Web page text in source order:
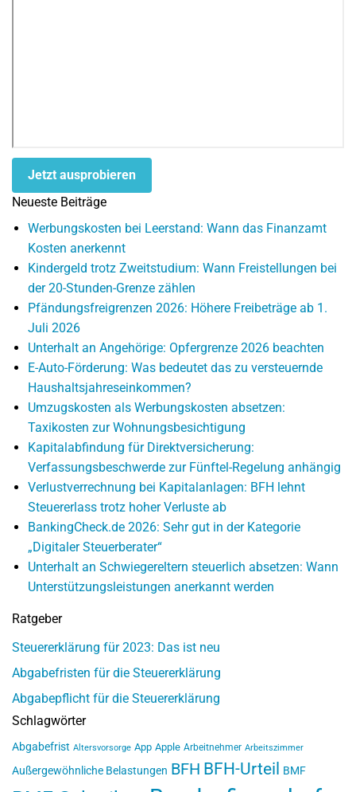
Jetzt ausprobieren
Neueste Beiträge
Werbungskosten bei Leerstand: Wann das Finanzamt
Kosten anerkennt
Kindergeld trotz Zweitstudium: Wann Freistellungen bei
der 20-Stunden-Grenze zählen
Pfändungsfreigrenzen 2026: Höhere Freibeträge ab 1.
Juli 2026
Unterhalt an Angehörige: Opfergrenze 2026 beachten
E-Auto-Förderung: Was bedeutet das zu versteuernde
Haushaltsjahreseinkommen?
Umzugskosten als Werbungskosten absetzen:
Taxikosten zur Wohnungsbesichtigung
Kapitalabfindung für Direktversicherung:
Verfassungsbeschwerde zur Fünftel-Regelung anhängig
Verlustverrechnung bei Kapitalanlagen: BFH lehnt
Steuererlass trotz hoher Verluste ab
BankingCheck.de 2026: Sehr gut in der Kategorie
„Digitaler Steuerberater“
Unterhalt an Schwiegereltern steuerlich absetzen: Wann
Unterstützungsleistungen anerkannt werden
Ratgeber
Steuererklärung für 2023: Das ist neu
Abgabefristen für die Steuererklärung
Abgabepflicht für die Steuererklärung
Schlagwörter
Abgabefrist Altersvorsorge App Apple Arbeitnehmer Arbeitszimmer
Außergewöhnliche Belastungen BFH BFH-Urteil BMF